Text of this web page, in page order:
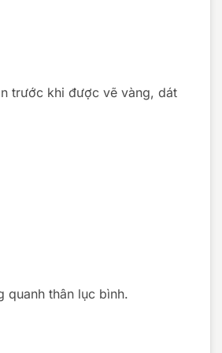
trước khi được vẽ vàng, dát
thân lục bình.